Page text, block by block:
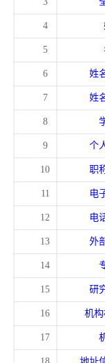
4
5
6 姓
7 姓
8
9 个
10 职
11 电
12 电
13 外
14
15 研
16 机
17